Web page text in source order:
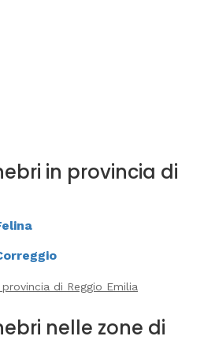
in provincia di
di Reggio Emilia
nelle zone di